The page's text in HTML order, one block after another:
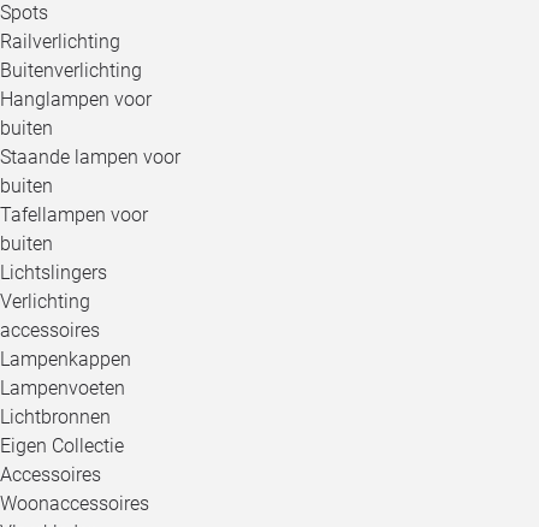
Spots
Railverlichting
Buitenverlichting
Hanglampen voor
buiten
Staande lampen voor
buiten
Tafellampen voor
buiten
Lichtslingers
Verlichting
accessoires
Lampenkappen
Lampenvoeten
Lichtbronnen
Eigen Collectie
Accessoires
Woonaccessoires